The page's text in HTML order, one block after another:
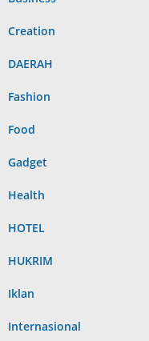
Creation
DAERAH
Fashion
Food
Gadget
Health
HOTEL
HUKRIM
Iklan
Internasional